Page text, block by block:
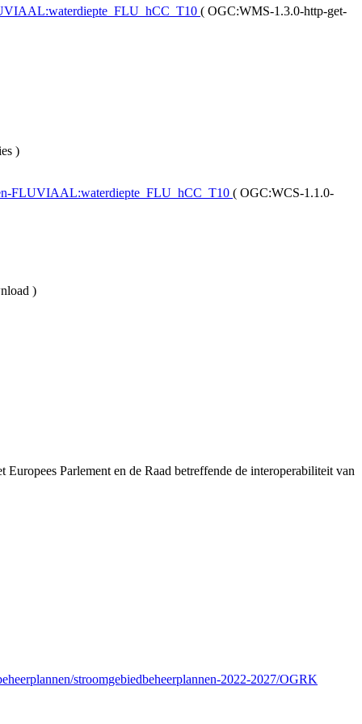
( OGC:WMS-1.3.0-http-get-
)
FLUVIAAL:waterdiepte_FLU_hCC_T10 ( OGC:WCS-1.1.0-
)
Parlement en de Raad betreffende de interoperabiliteit van
stroomgebiedbeheerplannen-2022-2027/OGRK